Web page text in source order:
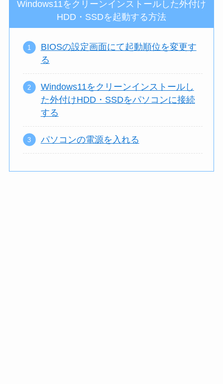
Windows11をクリーンインストールした外付け
HDD・SSDを起動する方法
BIOSの設定画面にて起動順位を変更す
る
Windows11をクリーンインストールし
た外付けHDD・SSDをパソコンに接続
する
パソコンの電源を入れる